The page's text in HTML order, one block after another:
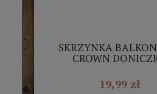
SKRZYNKA
CROWN
40CM
19,99 zł